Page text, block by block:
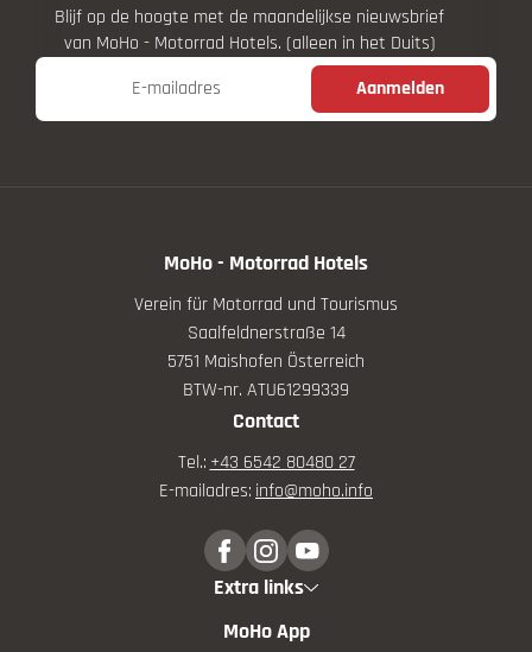
Blijf op de hoogte met de maandelijkse nieuwsbrief
van MoHo - Motorrad Hotels. (alleen in het Duits)
E-mailadres
Aanmelden
MoHo - Motorrad Hotels
Verein für Motorrad und Tourismus
Saalfeldnerstraße 14
5751 Maishofen Österreich
BTW-nr. ATU61299339
Contact
Tel.:+43 6542 80480 27
E-mailadres:info@moho.info
Extra links
MoHo App